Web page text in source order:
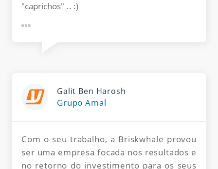
"caprichos" .. :)
Galit Ben Harosh
Grupo Amal
Com o seu trabalho, a Briskwhale provou
ser uma empresa focada nos resultados e
no retorno do investimento para os seus